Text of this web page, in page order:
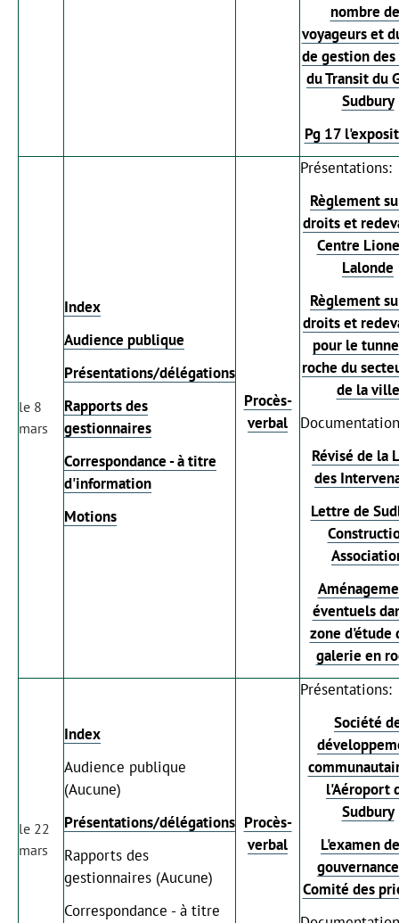
nombre
voyageurs et
de gestion
du Transit du
Sudbury
Pg 17
le 8
mars
Index
Audience publique
Présentations/délégations
Rapports des
gestionnaires
Correspondance - à titre
d'information
Motions
Procès-
verbal
Présentations:
Règlement
droits et
Centre
Lalonde
Règlement
droits et
pour le
roche du
de la ville
Révisé de la
des
Lettre de
éventuels
zone d'étude
galerie en
le 22
mars
Index
Audience publique
(Aucune)
Présentations/délégations
Rapports des
gestionnaires (Aucune)
Correspondance - à titre
Procès-
verbal
Présentations:
Société
l'Aéroport
Sudbury
L'examen
Comité des